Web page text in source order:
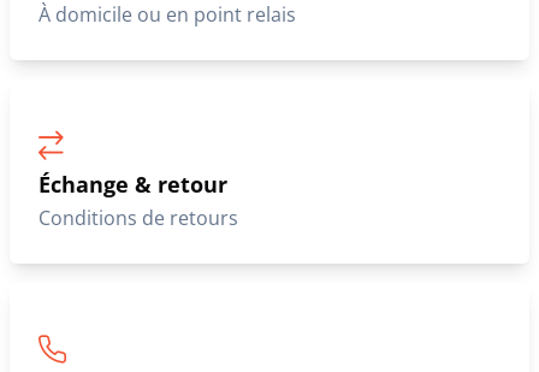
À domicile ou en point relais
Échange & retour
Conditions de retours